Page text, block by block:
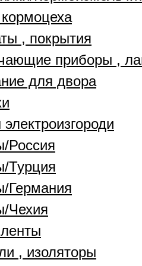
, покрытия
приборы ,
для двора
Россия
Турция
Германия
Чехия
, изоляторы